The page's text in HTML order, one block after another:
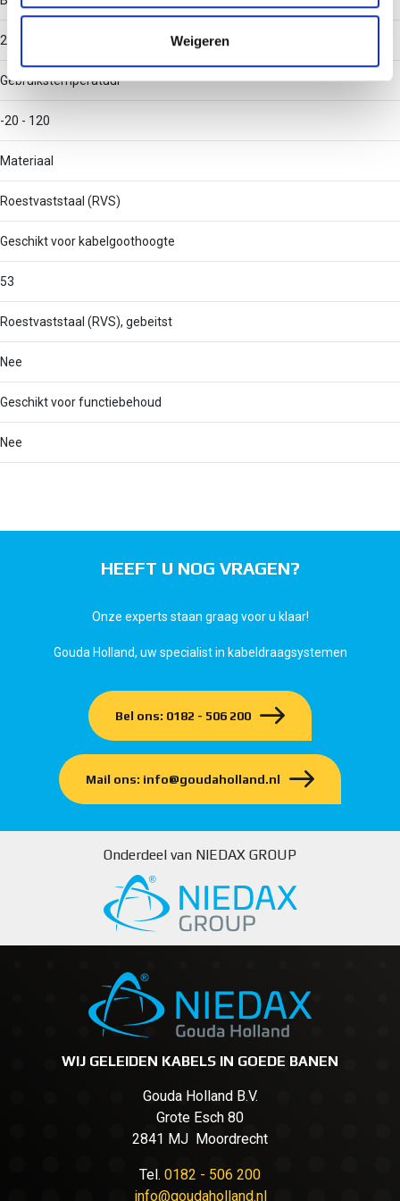
verzameld op basis van uw gebruik van hun services.
Weigeren
200
Gebruikstemperatuur
-20 - 120
Materiaal
Roestvaststaal (RVS)
Geschikt voor kabelgoothoogte
53
Roestvaststaal (RVS), gebeitst
Nee
Geschikt voor functiebehoud
Nee
HEEFT U NOG VRAGEN?
Onze experts staan graag voor u klaar!
Gouda Holland, uw specialist in kabeldraagsystemen
Bel ons: 0182 - 506 200
Mail ons: info@goudaholland.nl
Onderdeel van NIEDAX GROUP
WIJ GELEIDEN KABELS IN GOEDE BANEN
Gouda Holland B.V.
Grote Esch 80
2841 MJ Moordrecht
Tel. 0182 - 506 200
info@goudaholland.nl